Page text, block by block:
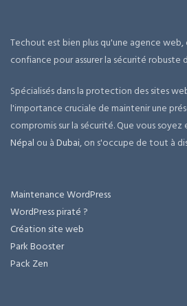
Techout est bien plus qu'une agence
confiance pour assurer la sécurité robuste
Spécialisés dans la protection des sites
l'importance cruciale de maintenir une
compromis sur la sécurité. Que vous
Népal ou àDubai, on s'occupe de tout à
Maintenance WordPress
WordPress piraté ?
Création site web
Park Booster
Pack Zen